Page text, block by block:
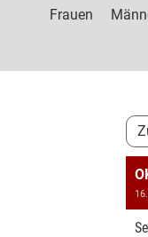
Frauen